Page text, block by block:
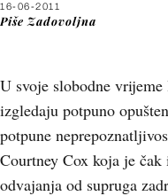
16-06-2011
Piše Zadovoljna
U svoje slobodne
izgledaju potpuno
potpune
Courtney Cox koja je
odvajanja od supruga